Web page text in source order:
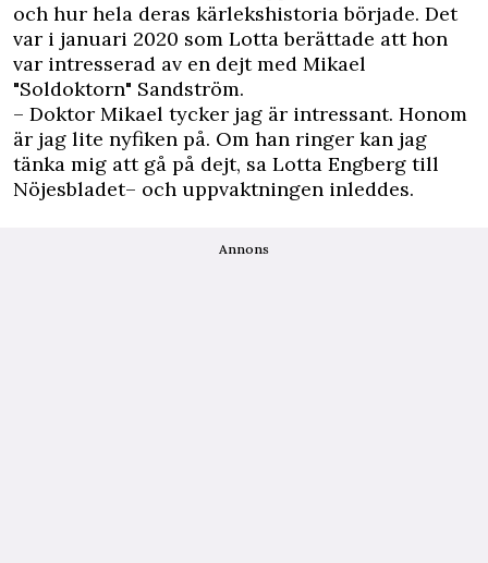
och hur hela deras kärlekshistoria började. Det
var i januari 2020 som Lotta berättade att hon
var intresserad av en dejt med Mikael
"Soldoktorn" Sandström.
– Doktor Mikael tycker jag är intressant. Honom
är jag lite nyfiken på. Om han ringer kan jag
tänka mig att gå på dejt, sa Lotta Engberg till
Nöjesbladet– och uppvaktningen inleddes.
Annons